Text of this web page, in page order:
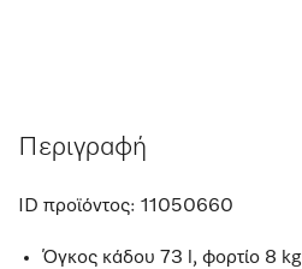
Περιγραφή
ID προϊόντος: 11050660
Όγκος κάδου 73 l, φορτίο 8 kg